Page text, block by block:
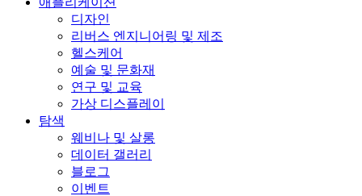
디자인
리버스 엔지니어링 및 제조
헬스케어
예술 및 문화재
연구 및 교육
가상 디스플레이
탐색
웨비나 및 살롱
데이터 갤러리
블로그
이벤트